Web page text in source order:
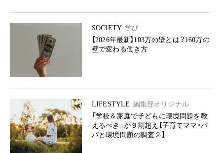
SOCIETY 学び
【2026年最新】103万の壁とは？160万の
壁で変わる働き方
LIFESTYLE 編集部オリジナル
「学校＆家庭で子どもに環境問題を教
えるべき」が９割超え【子育てママ・パ
パと環境問題の調査２】